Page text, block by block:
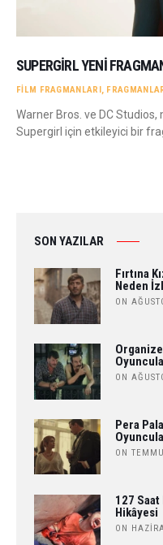
SUPERGIRL YENI
FILM FRAGMANLARI,
Warner Bros. ve DC
Supergirl için etkileyici bir
SON YAZILAR
Fırtına
Neden
ON
ON
Pera
ON
127
Hikâyesi
ON